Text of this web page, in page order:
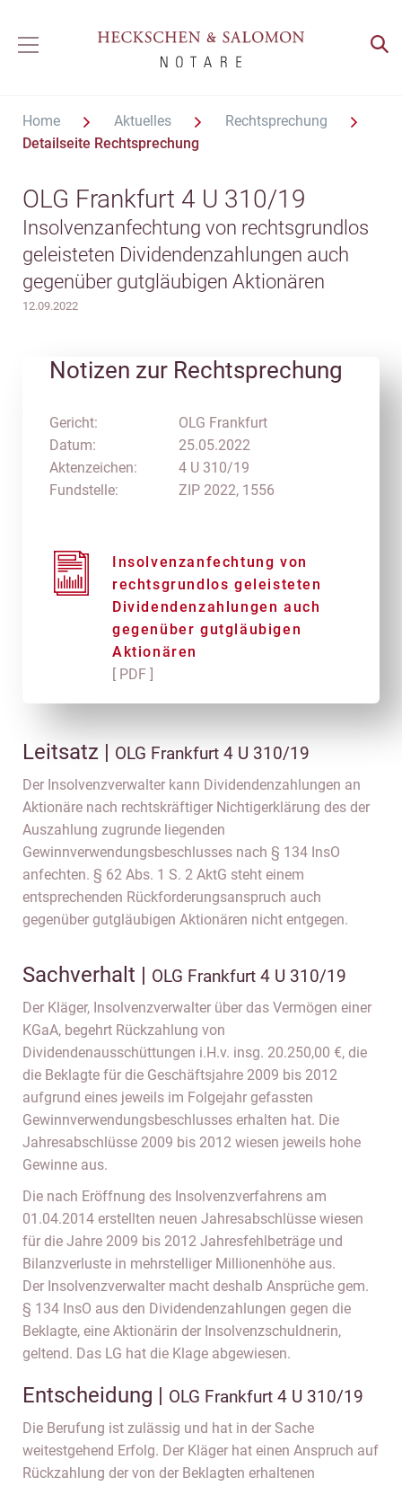
Home Aktuelles
Rechtsprechung
Detailseite Rechtsprechung
OLG Frankfurt 4 U 310/19
Insolvenzanfechtung von rechtsgrundlos
geleisteten Dividendenzahlungen auch
gegenüber gutgläubigen Aktionären
12.09.2022
Notizen zur Rechtsprechung
Gericht:
Datum:
Aktenzeichen:
Fundstelle:
OLG Frankfurt
25.05.2022
4 U 310/19
ZIP 2022, 1556
Insolvenzanfechtung von
rechtsgrundlos geleisteten
Dividendenzahlungen auch
gegenüber gutgläubigen
Aktionären
[ PDF ]
Leitsatz | OLG Frankfurt 4 U 310/19
Der Insolvenzverwalter kann Dividendenzahlungen an
Aktionäre nach rechtskräftiger Nichtigerklärung des der
Auszahlung zugrunde liegenden
Gewinnverwendungsbeschlusses nach § 134 InsO
anfechten. § 62 Abs. 1 S. 2 AktG steht einem
entsprechenden Rückforderungsanspruch auch
gegenüber gutgläubigen Aktionären nicht entgegen.
Sachverhalt | OLG Frankfurt 4 U 310/19
Der Kläger, Insolvenzverwalter über das Vermögen einer
KGaA, begehrt Rückzahlung von
Dividendenausschüttungen i.H.v. insg. 20.250,00 €, die
die Beklagte für die Geschäftsjahre 2009 bis 2012
aufgrund eines jeweils im Folgejahr gefassten
Gewinnverwendungsbeschlusses erhalten hat. Die
Jahresabschlüsse 2009 bis 2012 wiesen jeweils hohe
Gewinne aus.
Die nach Eröffnung des Insolvenzverfahrens am
01.04.2014 erstellten neuen Jahresabschlüsse wiesen
für die Jahre 2009 bis 2012 Jahresfehlbeträge und
Bilanzverluste in mehrstelliger Millionenhöhe aus.
Der Insolvenzverwalter macht deshalb Ansprüche gem.
§ 134 InsO aus den Dividendenzahlungen gegen die
Beklagte, eine Aktionärin der Insolvenzschuldnerin,
geltend. Das LG hat die Klage abgewiesen.
Entscheidung | OLG Frankfurt 4 U 310/19
Die Berufung ist zulässig und hat in der Sache
weitestgehend Erfolg. Der Kläger hat einen Anspruch auf
Rückzahlung der von der Beklagten erhaltenen